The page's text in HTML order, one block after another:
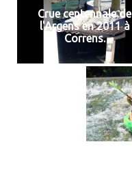
Crue centennale de
l'Argens en 2011 à
Correns.